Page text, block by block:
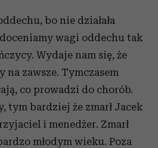
bo nie działała
wagi oddechu tak
Wydaje nam się, że
zawsze. Tymczasem
co prowadzi do chorób.
tym bardziej że zmarł Jacek
i menedżer. Zmarł
młodym wieku. Poza